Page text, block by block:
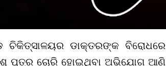
ଡାକ୍ତରଙ୍କ ବିରୋଧରେ
ପୁତ୍ର ଚୋରି ହୋଇଥିବା ଅଭିଯୋଗ ଆଣି